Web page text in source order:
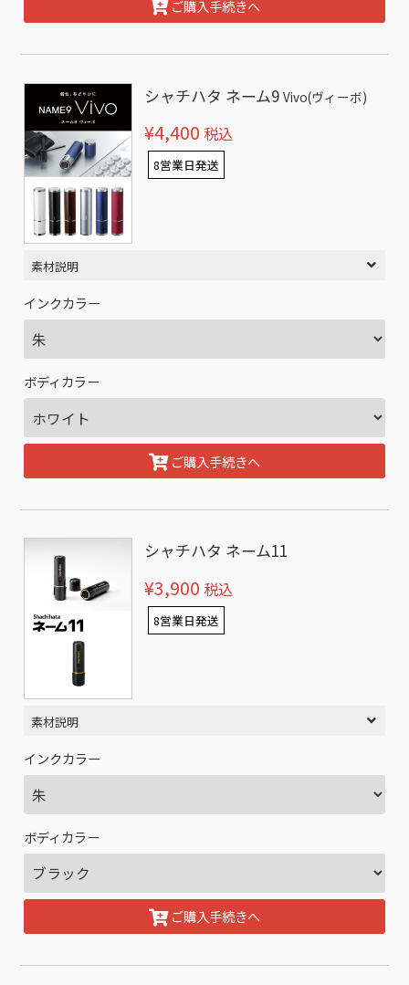
ご購入手続きへ
シャチハタ ネーム9Vivo(ヴィーボ)
¥4,400 税込
8営業日発送
素材説明
インクカラー
ボディカラー
ご購入手続きへ
シャチハタ ネーム11
¥3,900 税込
8営業日発送
素材説明
インクカラー
ボディカラー
ご購入手続きへ